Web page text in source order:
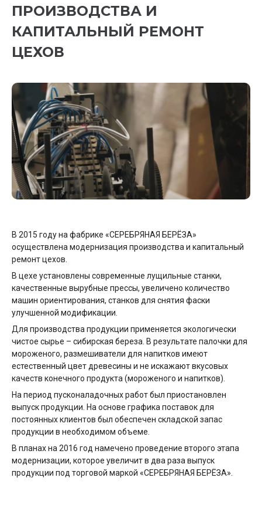
ПРОИЗВОДСТВА И
КАПИТАЛЬНЫЙ РЕМОНТ
ЦЕХОВ
В 2015 году на фабрике «СЕРЕБРЯНАЯ БЕРЁЗА»
осуществлена модернизация производства и капитальный
ремонт цехов.
В цехе установлены современные лущильные станки,
качественные вырубные прессы, увеличено количество
машин ориентирования, станков для снятия фаски
улучшенной модификации.
Для производства продукции применяется экологически
чистое сырье – сибирская береза. В результате палочки для
мороженого, размешиватели для напитков имеют
естественный цвет древесины и не искажают вкусовых
качеств конечного продукта (мороженого и напитков).
На период пусконаладочных работ был приостановлен
выпуск продукции. На основе графика поставок для
постоянных клиентов был обеспечен складской запас
продукции в необходимом объеме.
В планах на 2016 год намечено проведение второго этапа
модернизации, которое увеличит в два раза выпуск
продукции под торговой маркой «СЕРЕБРЯНАЯ БЕРЁЗА».